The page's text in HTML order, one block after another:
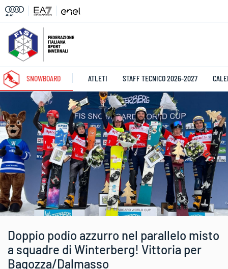
SNOWBOARD ATLETI STAFF TECNICO 2026-2027
Doppio podio azzurro nel parallelo misto
a squadre di Winterberg! Vittoria per
Bagozza/Dalmasso